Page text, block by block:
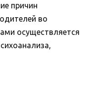
причин
во
осуществляется